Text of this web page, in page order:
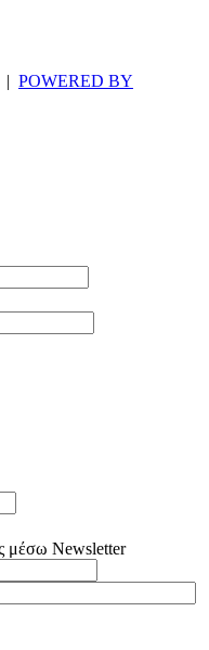
| POWERED BY
μέσω Newsletter